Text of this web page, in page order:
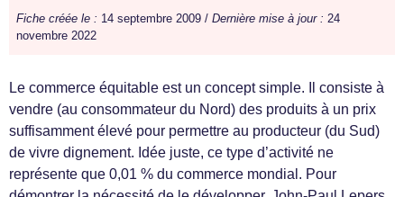
Fiche créée le : 14 septembre 2009 / Dernière mise à jour : 24
novembre 2022
Le commerce équitable est un concept simple. Il consiste à
vendre (au consommateur du Nord) des produits à un prix
suffisamment élevé pour permettre au producteur (du Sud)
de vivre dignement. Idée juste, ce type d’activité ne
représente que 0,01 % du commerce mondial. Pour